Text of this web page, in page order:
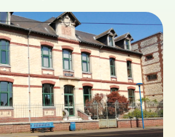
AT CH
FR UK
IE
NL
Prenota Biglietti